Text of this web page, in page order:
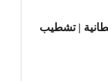
| تشطيب